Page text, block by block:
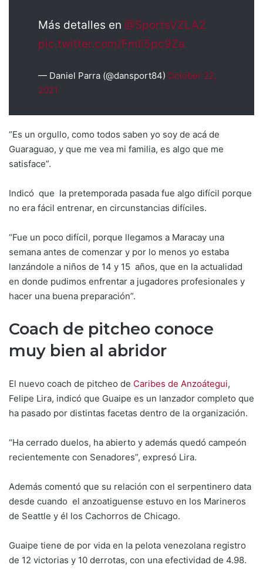
Más detalles en @SportsVZLA2
pic.twitter.com/Fmli5pc9Za
— Daniel Parra (@dansport84) October 22,
2021
“Es un orgullo, como todos saben yo soy de acá de
Guaraguao, y que me vea mi familia, es algo que me
satisface”.
Indicó que la pretemporada pasada fue algo difícil porque
no era fácil entrenar, en circunstancias difíciles.
“Fue un poco difícil, porque llegamos a Maracay una
semana antes de comenzar y por lo menos yo estaba
lanzándole a niños de 14 y 15 años, que en la actualidad
en donde pudimos enfrentar a jugadores profesionales y
hacer una buena preparación”.
Coach de pitcheo conoce
muy bien al abridor
El nuevo coach de pitcheo de Caribes de Anzoátegui,
Felipe Lira, indicó que Guaipe es un lanzador completo que
ha pasado por distintas facetas dentro de la organización.
“Ha cerrado duelos, ha abierto y además quedó campeón
recientemente con Senadores”, expresó Lira.
Además comentó que su relación con el serpentinero data
desde cuando el anzoatiguense estuvo en los Marineros
de Seattle y él los Cachorros de Chicago.
Guaipe tiene de por vida en la pelota venezolana registro
de 12 victorias y 10 derrotas, con una efectividad de 4.98.